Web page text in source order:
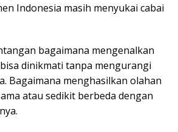
Indonesia masih menyukai cabai
bagaimana mengenalkan
dinikmati tanpa mengurangi
Bagaimana menghasilkan olahan
atau sedikit berbeda dengan